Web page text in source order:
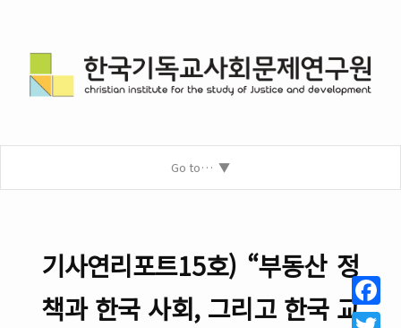
Go to…
기사연리포트15호) “부동산 정
책과 한국 사회, 그리고 한국 교